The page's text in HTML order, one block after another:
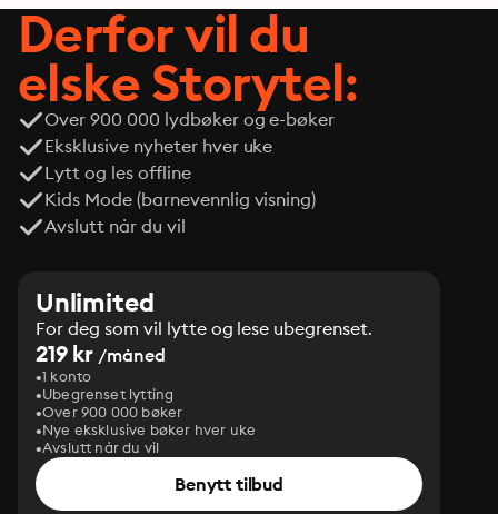
Derfor vil du
elske Storytel:
Over 900 000 lydbøker og e-bøker
Eksklusive nyheter hver uke
Lytt og les offline
Kids Mode (barnevennlig visning)
Avslutt når du vil
Unlimited
For deg som vil lytte og lese ubegrenset.
219 kr /måned
1 konto
Ubegrenset lytting
Over 900 000 bøker
Nye eksklusive bøker hver uke
Avslutt når du vil
Benytt tilbud